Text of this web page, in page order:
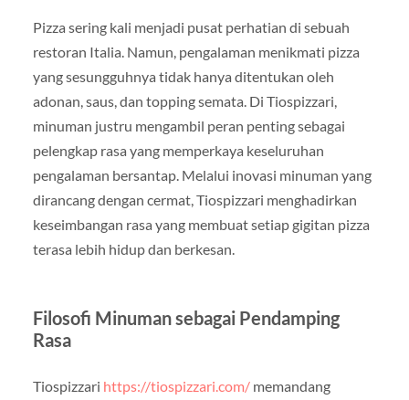
Pizza sering kali menjadi pusat perhatian di sebuah
restoran Italia. Namun, pengalaman menikmati pizza
yang sesungguhnya tidak hanya ditentukan oleh
adonan, saus, dan topping semata. Di Tiospizzari,
minuman justru mengambil peran penting sebagai
pelengkap rasa yang memperkaya keseluruhan
pengalaman bersantap. Melalui inovasi minuman yang
dirancang dengan cermat, Tiospizzari menghadirkan
keseimbangan rasa yang membuat setiap gigitan pizza
terasa lebih hidup dan berkesan.
Filosofi Minuman sebagai Pendamping
Rasa
Tiospizzari https://tiospizzari.com/memandang